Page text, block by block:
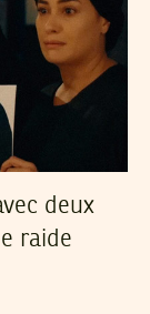
deux
raide